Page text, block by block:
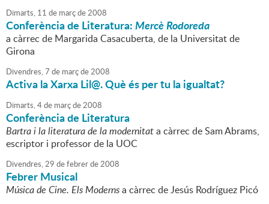
Dimarts, 11 de marçde2008
Conferència de Literatura:Mercè Rodoreda
a càrrec de Margarida Casacuberta, de la Universitat de
Girona
Divendres,7 de marçde2008
Activa la Xarxa Lil@. Què és per tu la igualtat?
Dimarts,4de marçde2008
Conferència de Literatura
Bartra i la literatura de la modernitata càrrec de Sam Abrams,
escriptor i professor de la UOC
Divendres,29 defebrerde2008
Febrer Musical
Música de Cine. Els Modernsa càrrec de Jesús Rodríguez Picó